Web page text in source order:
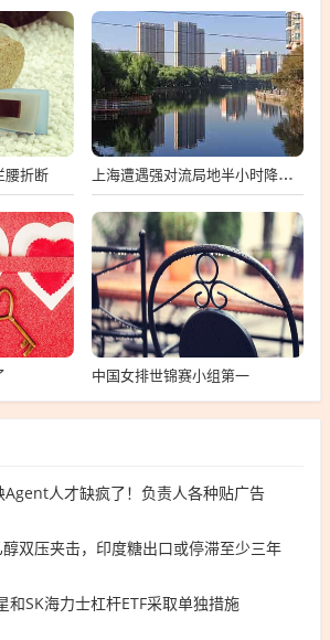
腰折断 上海遭遇强对流局地半小时降温13℃
中国女排世锦赛小组第一
Agent人才缺疯了！负责人各种贴广告
双压夹击，印度糖出口或停滞至少三年
和SK海力士杠杆ETF采取单独措施